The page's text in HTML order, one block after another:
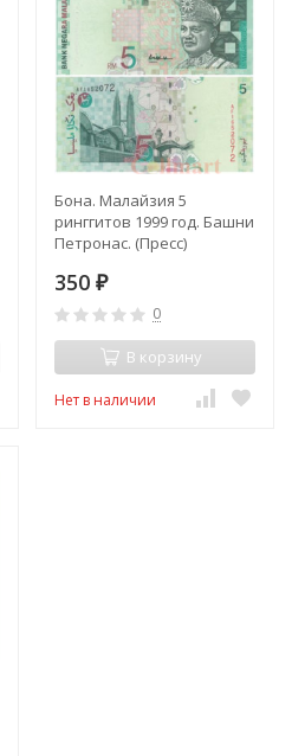
Бона. Малайзия 5
ринггитов 1999 год. Башни
Петронас. (Пресс)
350 ₽
0
В корзину
Нет в наличии